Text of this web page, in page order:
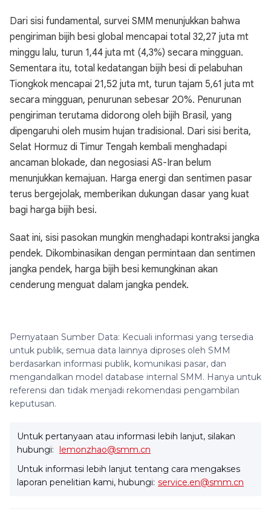
Dari sisi fundamental, survei SMM menunjukkan bahwa
pengiriman bijih besi global mencapai total 32,27 juta mt
minggu lalu, turun 1,44 juta mt (4,3%) secara mingguan.
Sementara itu, total kedatangan bijih besi di pelabuhan
Tiongkok mencapai 21,52 juta mt, turun tajam 5,61 juta mt
secara mingguan, penurunan sebesar 20%. Penurunan
pengiriman terutama didorong oleh bijih Brasil, yang
dipengaruhi oleh musim hujan tradisional. Dari sisi berita,
Selat Hormuz di Timur Tengah kembali menghadapi
ancaman blokade, dan negosiasi AS-Iran belum
menunjukkan kemajuan. Harga energi dan sentimen pasar
terus bergejolak, memberikan dukungan dasar yang kuat
bagi harga bijih besi.
Saat ini, sisi pasokan mungkin menghadapi kontraksi jangka
pendek. Dikombinasikan dengan permintaan dan sentimen
jangka pendek, harga bijih besi kemungkinan akan
cenderung menguat dalam jangka pendek.
Pernyataan Sumber Data: Kecuali informasi yang tersedia
untuk publik, semua data lainnya diproses oleh SMM
berdasarkan informasi publik, komunikasi pasar, dan
mengandalkan model database internal SMM. Hanya untuk
referensi dan tidak menjadi rekomendasi pengambilan
keputusan.
Untuk pertanyaan atau informasi lebih lanjut, silakan
hubungi: lemonzhao@smm.cn
Untuk informasi lebih lanjut tentang cara mengakses
laporan penelitian kami, hubungi: service.en@smm.cn